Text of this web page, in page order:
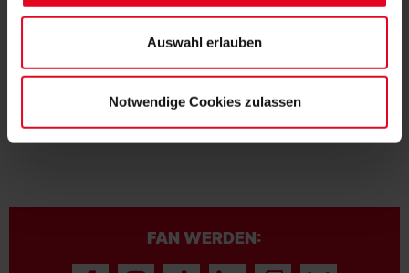
Datenschutzerklärungund unseremImpressum."
Auswahl erlauben
Notwendige Cookies zulassen
VEREIN 28.07.2026
MIT KUNSTFASERN ZU MEHR
STABILITÄT
FAN WERDEN: